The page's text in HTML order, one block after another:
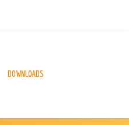
DOWNLOADS